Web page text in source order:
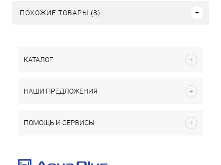
ПОХОЖИЕ ТОВАРЫ (8)
КАТАЛОГ
НАШИ ПРЕДЛОЖЕНИЯ
ПОМОЩЬ И СЕРВИСЫ